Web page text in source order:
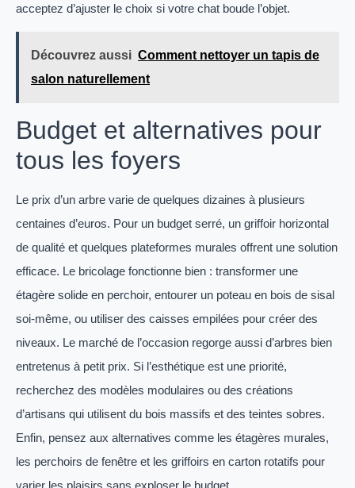
acceptez d’ajuster le choix si votre chat boude l’objet.
Découvrez aussi Comment nettoyer un tapis de
salon naturellement
Budget et alternatives pour
tous les foyers
Le prix d’un arbre varie de quelques dizaines à plusieurs
centaines d’euros. Pour un budget serré, un griffoir horizontal
de qualité et quelques plateformes murales offrent une solution
efficace. Le bricolage fonctionne bien : transformer une
étagère solide en perchoir, entourer un poteau en bois de sisal
soi-même, ou utiliser des caisses empilées pour créer des
niveaux. Le marché de l’occasion regorge aussi d’arbres bien
entretenus à petit prix. Si l’esthétique est une priorité,
recherchez des modèles modulaires ou des créations
d’artisans qui utilisent du bois massifs et des teintes sobres.
Enfin, pensez aux alternatives comme les étagères murales,
les perchoirs de fenêtre et les griffoirs en carton rotatifs pour